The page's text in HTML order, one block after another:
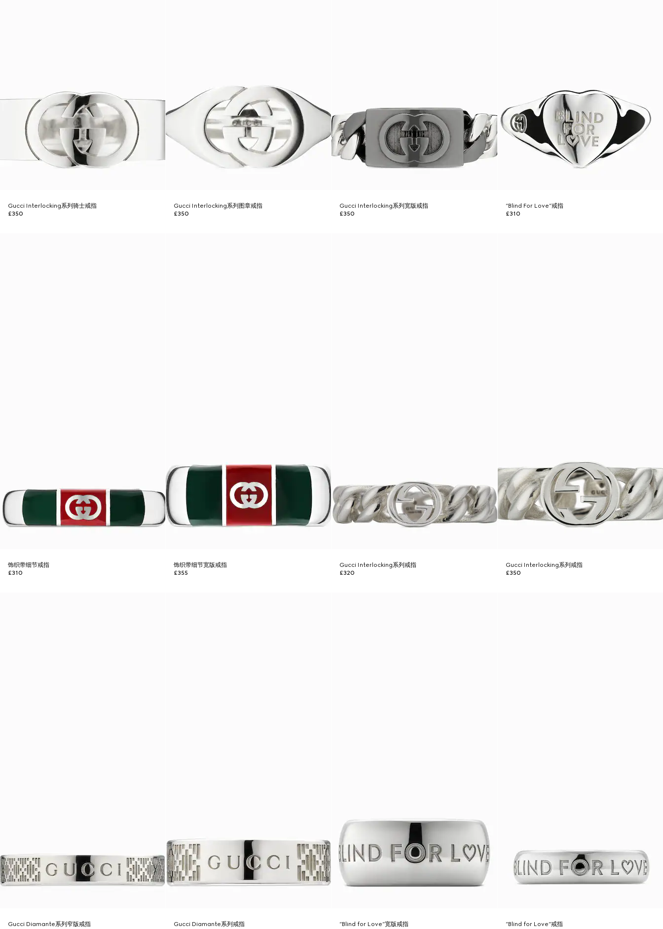
Gucci Interlocking系列骑士戒指
£350
Gucci Interlocking系列图章戒指
£350
Gucci Interlocking系列宽版戒指
£350
“Blind For Love”戒指
£310
饰织带细节戒指
£310
饰织带细节宽版戒指
£355
Gucci Interlocking系列戒指
£320
Gucci Interlocking系列戒指
£350
Gucci Diamante系列窄版戒指
Gucci Diamante系列戒指
“Blind for Love”宽版戒指
“Blind for Love”戒指